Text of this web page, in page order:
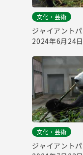
文化・芸術
ジャイアント
2024年6月24
文化・芸術
ジャイアント